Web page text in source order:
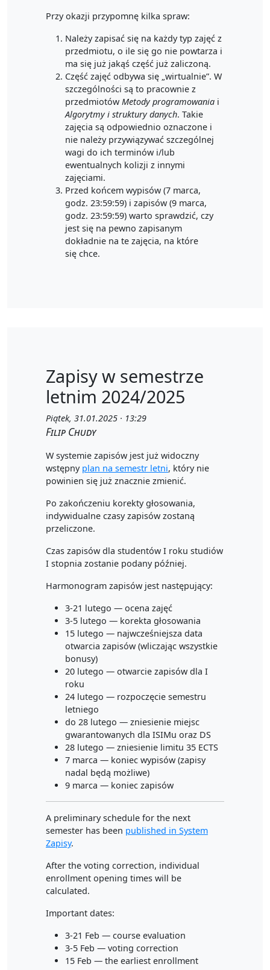
Przy okazji przypomnę kilka spraw:
Należy zapisać się na każdy typ zajęć z
przedmiotu, o ile się go nie powtarza i
ma się już jakąś część już zaliczoną.
Część zajęć odbywa się „wirtualnie”. W
szczególności są to pracownie z
przedmiotów Metody programowania i
Algorytmy i struktury danych. Takie
zajęcia są odpowiednio oznaczone i
nie należy przywiązywać szczególnej
wagi do ich terminów i/lub
ewentualnych kolizji z innymi
zajęciami.
Przed końcem wypisów (7 marca,
godz. 23:59:59) i zapisów (9 marca,
godz. 23:59:59) warto sprawdzić, czy
jest się na pewno zapisanym
dokładnie na te zajęcia, na które
się chce.
Zapisy w semestrze
letnim 2024/2025
Piątek, 31.01.2025 · 13:29
Filip Chudy
W systemie zapisów jest już widoczny
wstępny plan na semestr letni, który nie
powinien się już znacznie zmienić.
Po zakończeniu korekty głosowania,
indywidualne czasy zapisów zostaną
przeliczone.
Czas zapisów dla studentów I roku studiów
I stopnia zostanie podany później.
Harmonogram zapisów jest następujący:
3-21 lutego — ocena zajęć
3-5 lutego — korekta głosowania
15 lutego — najwcześniejsza data
otwarcia zapisów (wliczając wszystkie
bonusy)
20 lutego — otwarcie zapisów dla I
roku
24 lutego — rozpoczęcie semestru
letniego
do 28 lutego — zniesienie miejsc
gwarantowanych dla ISIMu oraz DS
28 lutego — zniesienie limitu 35 ECTS
7 marca — koniec wypisów (zapisy
nadal będą możliwe)
9 marca — koniec zapisów
A preliminary schedule for the next
semester has been published in System
Zapisy.
After the voting correction, individual
enrollment opening times will be
calculated.
Important dates:
3-21 Feb — course evaluation
3-5 Feb — voting correction
15 Feb — the earliest enrollment